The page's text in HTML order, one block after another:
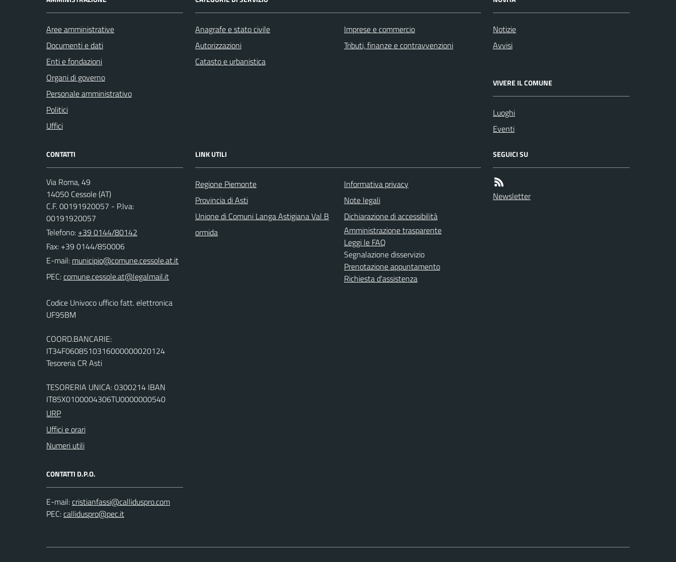
Aree amministrative
Documenti e dati
Enti e fondazioni
Organi di governo
Personale amministrativo
Politici
Uffici
Anagrafe e stato civile
Autorizzazioni
Catasto e urbanistica
Imprese e commercio
Tributi, finanze e contravvenzioni
Notizie
Avvisi
VIVERE IL COMUNE
Luoghi
Eventi
CONTATTI
Via Roma, 49
14050 Cessole (AT)
C.F. 00191920057 - P.Iva:
00191920057
Telefono: +39 0144/80142
Fax: +39 0144/850006
E-mail:
PEC:
Codice Univoco ufficio fatt. elettronica
UF95BM
COORD.BANCARIE:
IT34F0608510316000000020124
Tesoreria CR Asti
TESORERIA UNICA: 0300214 IBAN
IT85X0100004306TU0000000540
URP
Uffici e orari
Numeri utili
CONTATTI D.P.O.
E-mail:
PEC:
LINK UTILI
Regione Piemonte
Provincia di Asti
Unione di Comuni Langa Astigiana Val B
ormida
Informativa privacy
Note legali
Dichiarazione di accessibilità
Amministrazione trasparente
Leggi le FAQ
Segnalazione disservizio
Prenotazione appuntamento
Richiesta d'assistenza
SEGUICI SU
Newsletter